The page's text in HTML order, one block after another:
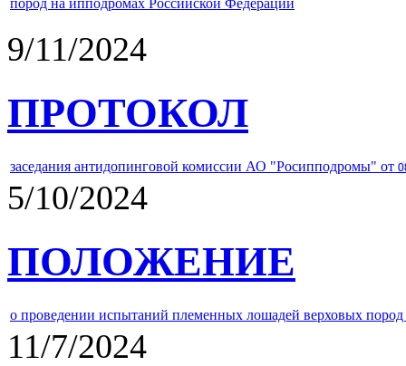
пород на ипподромах Российской Федерации
9/11/2024
ПРОТОКОЛ
заседания антидопинговой комиссии АО "Росипподромы" от
5/10/2024
ПОЛОЖЕНИЕ
о проведении испытаний племенных лошадей верховых
11/7/2024